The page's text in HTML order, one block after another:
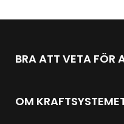
BRA ATT VETA FÖR
OM